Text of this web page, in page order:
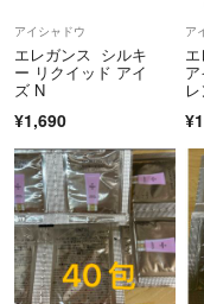
アイシャドウ
エレガンス シルキ
ー リクイッド アイ
ズ N
¥1,690
ア
レ